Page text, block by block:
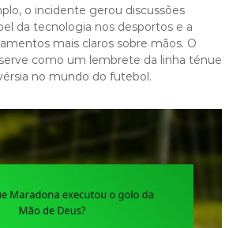
o incidente gerou discussões
da tecnologia nos desportos e a
mais claros sobre mãos. O
como um lembrete da linha ténue
no mundo do futebol.